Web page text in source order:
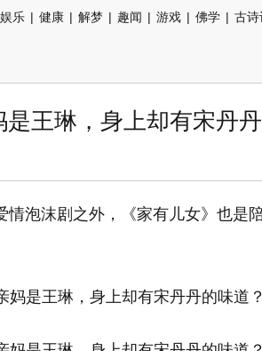
娱乐 | 健康 | 解梦 | 趣闻 | 游戏 | 佛学 | 古诗
王琳，身上却有宋丹
泡沫剧之外，《家有儿女》也是